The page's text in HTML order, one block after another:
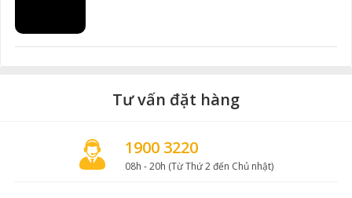
Tư vấn đặt hàng
1900 3220
08h - 20h (Từ Thứ 2 đến Chủ nhật)